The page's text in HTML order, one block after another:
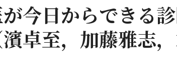
今日からできる
卓至，加藤雅志，